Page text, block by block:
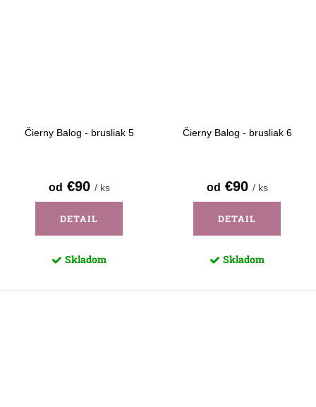
Čierny Balog - brusliak 5
od €90 / ks
DETAIL
Skladom
Čierny Balog - brusliak 6
od €90 / ks
DETAIL
Skladom